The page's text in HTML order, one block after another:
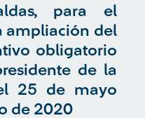
para el
ampliación del
obligatorio
de la
25 de mayo
de 2020